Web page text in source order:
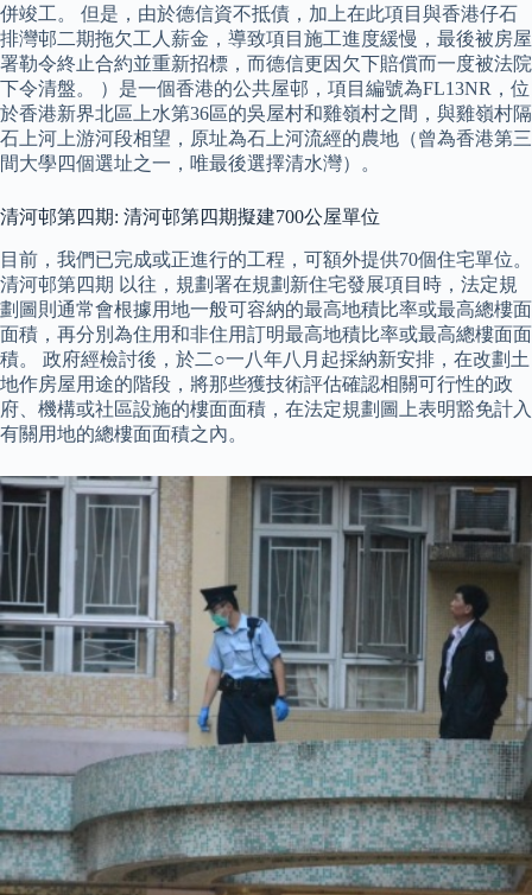
併竣工。 但是，由於德信資不抵債，加上在此項目與香港仔石
排灣邨二期拖欠工人薪金，導致項目施工進度緩慢，最後被房屋
署勒令終止合約並重新招標，而德信更因欠下賠償而一度被法院
下令清盤。 ）是一個香港的公共屋邨，項目編號為FL13NR，位
於香港新界北區上水第36區的吳屋村和雞嶺村之間，與雞嶺村隔
石上河上游河段相望，原址為石上河流經的農地（曾為香港第三
間大學四個選址之一，唯最後選擇清水灣）。
清河邨第四期: 清河邨第四期擬建700公屋單位
目前，我們已完成或正進行的工程，可額外提供70個住宅單位。
清河邨第四期 以往，規劃署在規劃新住宅發展項目時，法定規
劃圖則通常會根據用地一般可容納的最高地積比率或最高總樓面
面積，再分別為住用和非住用訂明最高地積比率或最高總樓面面
積。 政府經檢討後，於二○一八年八月起採納新安排，在改劃土
地作房屋用途的階段，將那些獲技術評估確認相關可行性的政
府、機構或社區設施的樓面面積，在法定規劃圖上表明豁免計入
有關用地的總樓面面積之內。